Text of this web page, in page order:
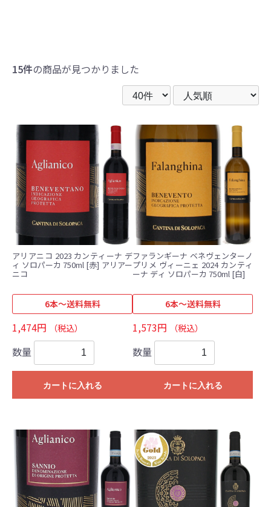
15件の商品が見つかりました
アリアニコ 2023 カンティーナ デ
ィ ソロパーカ 750ml [赤] アリアー
ニコ
6本～送料無料
1,474円 （税込）
数量
カートに入れる
ファランギーナ ベネヴェンターノ
プリメ ヴィーニェ 2024 カンティ
ーナ ディ ソロパーカ 750ml [白]
6本～送料無料
1,573円 （税込）
数量
カートに入れる